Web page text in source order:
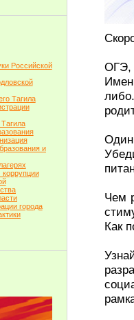
Российской
Тагила
и
города
ОГЭ,
Один
Чем
Как